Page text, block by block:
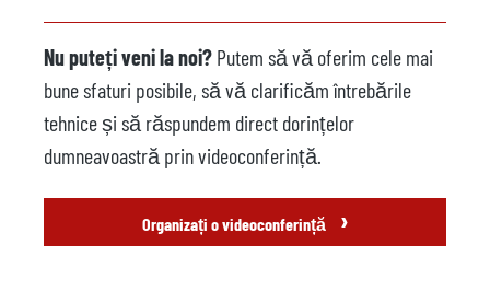
Nu puteți veni la noi? Putem să vă oferim cele mai
bune sfaturi posibile, să vă clarificăm întrebările
tehnice și să răspundem direct dorințelor
dumneavoastră prin videoconferință.
Organizați o videoconferință ›